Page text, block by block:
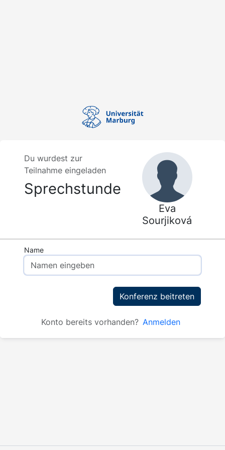
Du wurdest zur
Teilnahme eingeladen
Sprechstunde
Eva
Sourjiková
Name
Konferenz beitreten
Konto bereits vorhanden? Anmelden